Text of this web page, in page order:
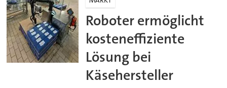
Roboter ermöglicht
kosteneffiziente
Lösung bei
Käsehersteller